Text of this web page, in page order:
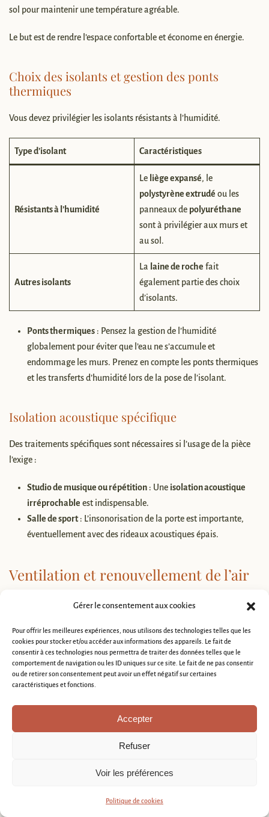
Gérer le consentement aux cookies
Pour offrir les meilleures expériences, nous utilisons des technologies telles que les
cookies pour stocker et/ou accéder aux informations des appareils. Le fait de
consentir à ces technologies nous permettra de traiter des données telles que le
comportement de navigation ou les ID uniques sur ce site. Le fait de ne pas consentir
ou de retirer son consentement peut avoir un effet négatif sur certaines
caractéristiques et fonctions.
Accepter
Refuser
Voir les préférences
Politique de cookies
sol pour maintenir une température agréable.
Le but est de rendre l’espace confortable et économe en énergie.
Choix des isolants et gestion des ponts
thermiques
Vous devez privilégier les isolants résistants à l’humidité.
Type d’isolant Caractéristiques
Résistants à l’humidité
Le liège expansé, le
polystyrène extrudé ou les
panneaux de polyuréthane
sont à privilégier aux murs et
au sol.
Autres isolants
La laine de roche fait
également partie des choix
d’isolants.
Ponts thermiques : Pensez la gestion de l’humidité
globalement pour éviter que l’eau ne s’accumule et
endommage les murs. Prenez en compte les ponts thermiques
et les transferts d’humidité lors de la pose de l’isolant.
Isolation acoustique spécifique
Des traitements spécifiques sont nécessaires si l’usage de la pièce
l’exige :
Studio de musique ou répétition : Une isolation acoustique
irréprochable est indispensable.
Salle de sport: L’insonorisation de la porte est importante,
éventuellement avec des rideaux acoustiques épais.
Ventilation et renouvellement de l’air
bonne ventilationest essentielle pour garantir un air sain. Elle
prolifération de moisissures.
Installation d’un système de Ventilation
Mécanique Contrôlée (VMC)
Vous devez installer un système de ventilation mécanique contrôlée
(VMC).
Usage recommandé et performance